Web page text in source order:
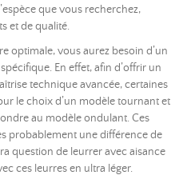
que vous recherchez,
et de qualité.
optimale, vous aurez besoin d’un
spécifique. En effet, afin d’offrir un
technique avancée, certaines
le choix d’un modèle tournant et
au modèle ondulant. Ces
probablement une différence de
question de leurrer avec aisance
ces leurres en ultra léger.